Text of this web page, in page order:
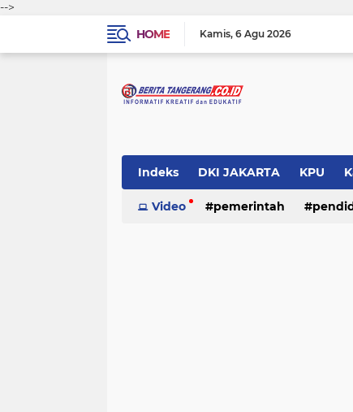
-->
HOME
Kamis 6 Agu 2026
Indeks DKI JAKARTA KPU
Pemerintah Pendidikan Polri
Video pemerintah